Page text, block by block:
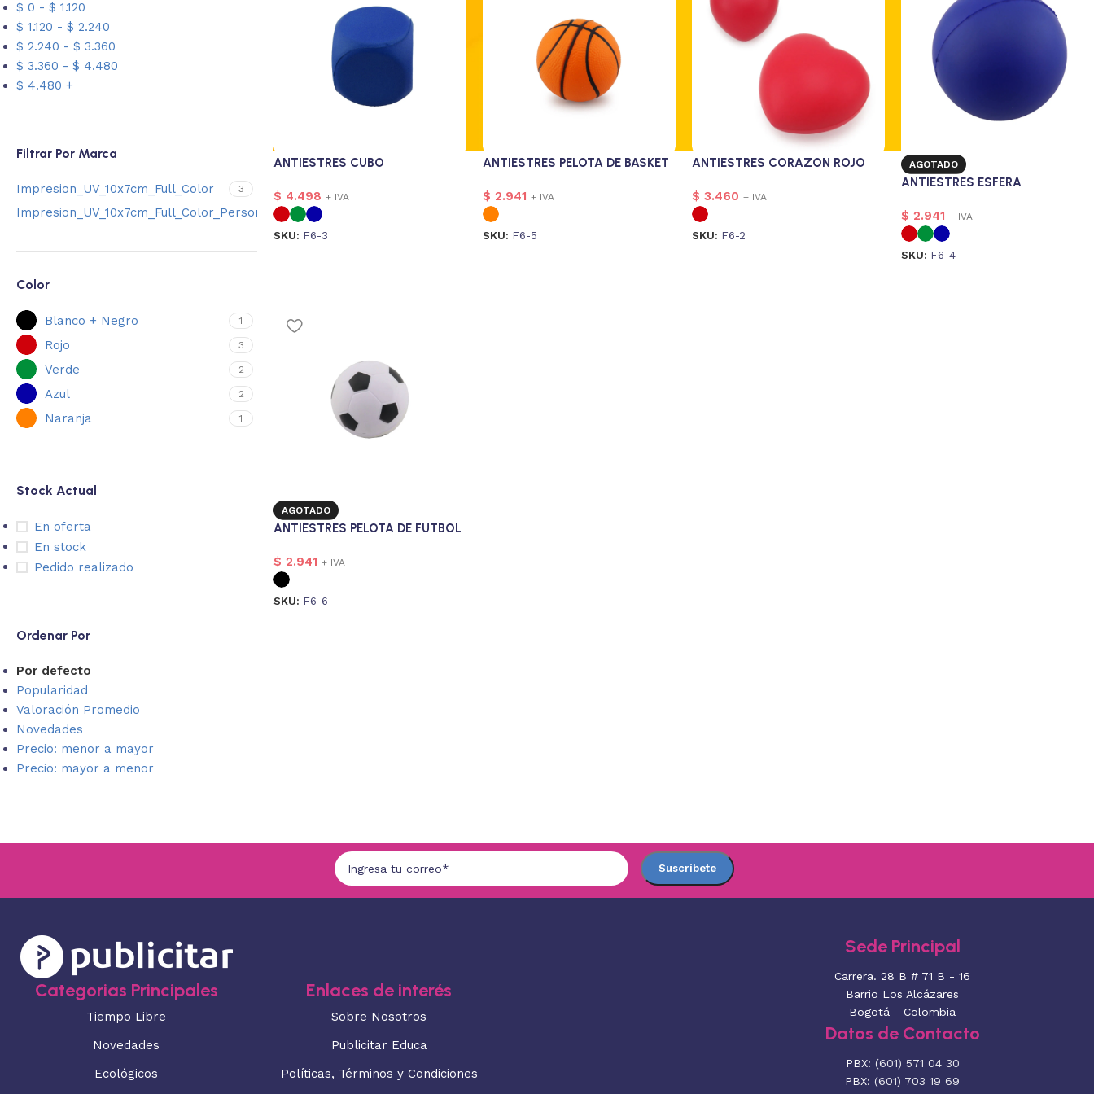
$ 0 - $ 1.120
$ 1.120 - $ 2.240
$ 2.240 - $ 3.360
$ 3.360 - $ 4.480
$ 4.480 +
Filtrar Por Marca
Impresion_UV_10x7cm_Full_Color 3
Impresion_UV_10x7cm_Full_Color_Personalizado 1
Color
Blanco + Negro 1
Rojo 3
Verde 2
Azul 2
Naranja 1
Stock Actual
En oferta
En stock
Pedido realizado
Ordenar Por
Por defecto
Popularidad
Valoración Promedio
Novedades
Precio: menor a mayor
Precio: mayor a menor
ANTIESTRES CUBO
$ 4.498 + IVA
SKU: F6-3
ANTIESTRES PELOTA DE BASKET
$ 2.941 + IVA
SKU: F6-5
ANTIESTRES CORAZON ROJO
$ 3.460 + IVA
SKU: F6-2
AGOTADO
ANTIESTRES ESFERA
$ 2.941 + IVA
SKU: F6-4
AGOTADO
ANTIESTRES PELOTA DE FUTBOL
$ 2.941 + IVA
SKU: F6-6
Categorias Principales
Tiempo Libre
Novedades
Ecológicos
Enlaces de interés
Sobre Nosotros
Publicitar Educa
Políticas, Términos y Condiciones
Sede Principal
Carrera. 28 B # 71 B - 16
Barrio Los Alcázares
Bogotá - Colombia
Datos de Contacto
PBX: (601) 571 04 30
PBX: (601) 703 19 69